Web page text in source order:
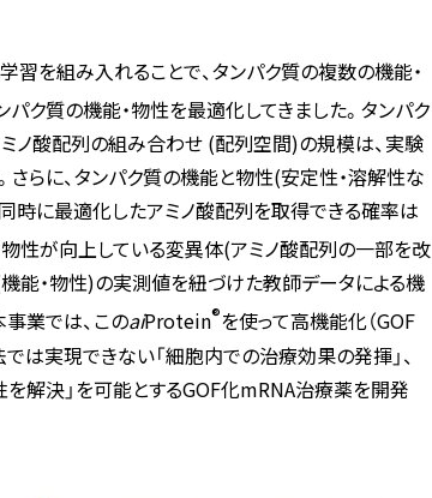
を組み入れることで、タンパク質の複数の機能・
ク質の機能・物性を最適化してきました。タンパク
ノ酸配列の組み合わせ (配列空間)の規模は、実験
らに、タンパク質の機能と物性(安定性・溶解性な
時に最適化したアミノ酸配列を取得できる確率は
物性が向上している変異体(アミノ酸配列の一部を改
能・物性)の実測値を紐づけた教師データによる機
業では、このaiProtein®を使って高機能化（GOF
は実現できない「細胞内での治療効果の発揮」、
解決」を可能とするGOF化mRNA治療薬を開発